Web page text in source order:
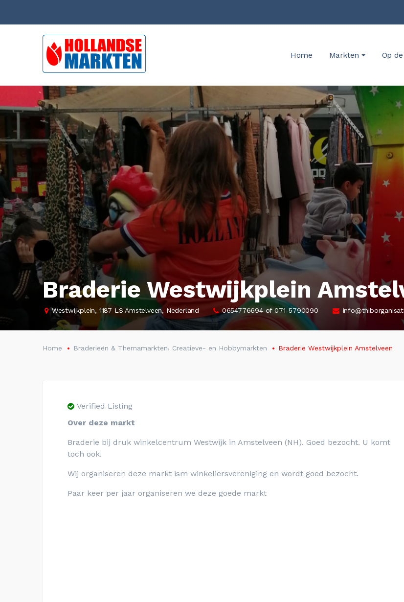
Home Markten Op
Braderie Westwijkplein
Westwijkplein, 1187 LS Amstelveen, Nederland 0654776694 of 071-5790090
Home Braderieën & Themamarkten, Creatieve- en Hobbymarkten Braderie Westwijkplein Amstelveen
Verified Listing
Over deze markt
Braderie bij druk winkelcentrum Westwijk in Amstelveen (NH). Goed bezocht. U komt
toch ook.
Wij organiseren deze markt ism winkeliersvereniging en wordt goed bezocht.
Paar keer per jaar organiseren we deze goede markt